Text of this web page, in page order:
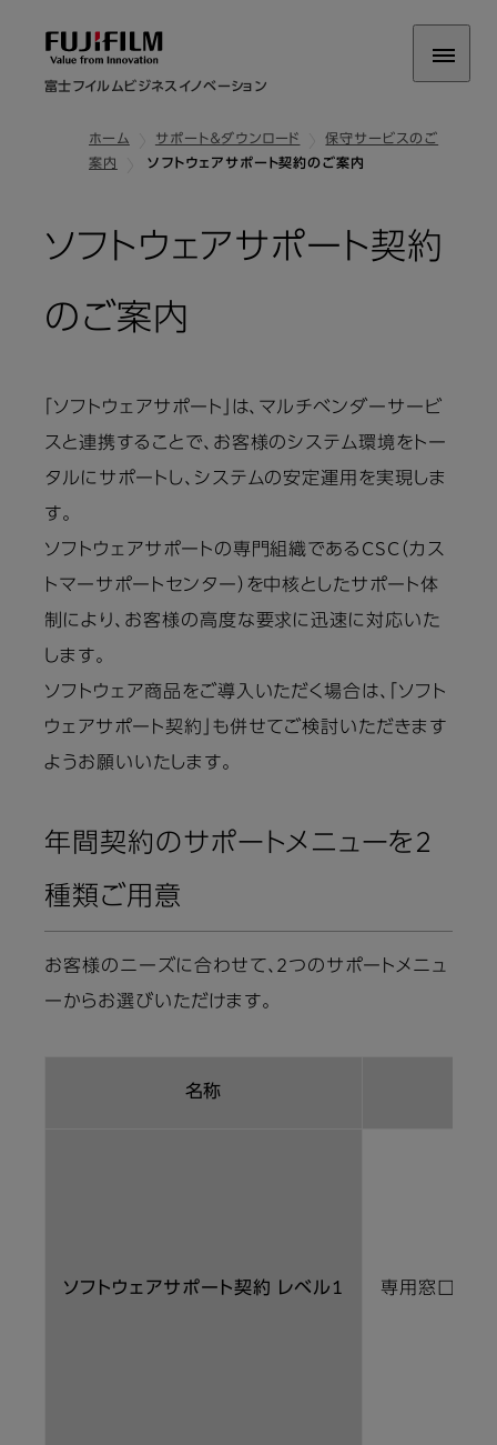
富士フイルムビジネスイノベーション
ホーム サポート＆ダウンロード
保守サービスのご
案内
ソフトウェアサポート契約のご案内
ソフトウェアサポート契約
のご案内
「ソフトウェアサポート」は、マルチベンダーサービ
スと連携することで、お客様のシステム環境をトー
タルにサポートし、システムの安定運用を実現しま
す。
ソフトウェアサポートの専門組織であるCSC（カス
トマーサポートセンター）を中核としたサポート体
制により、お客様の高度な要求に迅速に対応いた
します。
ソフトウェア商品をご導入いただく場合は、「ソフト
ウェアサポート契約」も併せてご検討いただきます
ようお願いいたします。
年間契約のサポートメニューを2
種類ご用意
お客様のニーズに合わせて、2つのサポートメニュ
ーからお選びいただけます。
名称
ソフトウェアサポート契約 レベル1 専用窓口によ